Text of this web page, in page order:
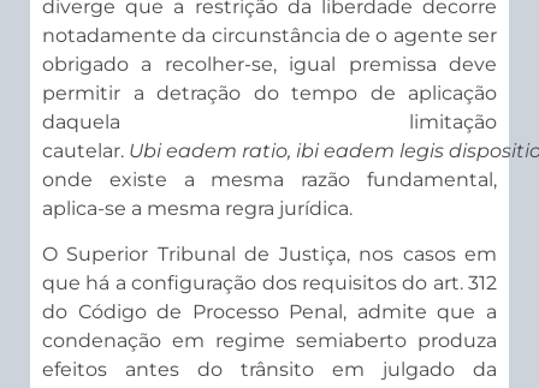
diverge que a restrição da liberdade decorre
notadamente da circunstância de o agente ser
obrigado a recolher-se, igual premissa deve
permitir a detração do tempo de aplicação
daquela limitação
cautelar. Ubi eadem ratio, ibi eadem legis
onde existe a mesma razão fundamental,
aplica-se a mesma regra jurídica.
O Superior Tribunal de Justiça, nos casos em
que há a configuração dos requisitos do art. 312
do Código de Processo Penal, admite que a
condenação em regime semiaberto produza
efeitos antes do trânsito em julgado da